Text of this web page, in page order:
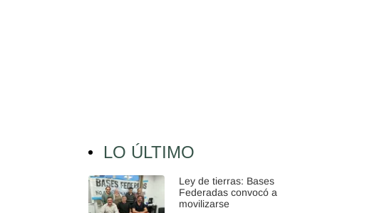
LO ÚLTIMO
Ley de tierras: Bases
Federadas convocó a
movilizarse